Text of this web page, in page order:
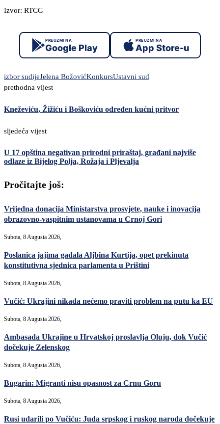
Izvor: RTCG
PREUZMI NA
Google Play
PREUZMI NA
App Store-u
izbor sudijeJelena BožovićKonkursUstavni sud
prethodna vijest
Kneževiću, Žižiću i Boškoviću određen kućni pritvor
sljedeća vijest
U 17 opština negativan prirodni priraštaj, građani najviše
odlaze iz Bijelog Polja, Rožaja i Pljevalja
Pročitajte još:
Vrijedna donacija Ministarstva prosvjete, nauke i inovacija
obrazovno-vaspitnim ustanovama u Crnoj Gori
Subota, 8 Augusta 2026,
Poslanica jajima gađala Aljbina Kurtija, opet prekinuta
konstitutivna sjednica parlamenta u Prištini
Subota, 8 Augusta 2026,
Vučić: Ukrajini nikada nećemo praviti problem na putu ka EU
Subota, 8 Augusta 2026,
Ambasada Ukrajine u Hrvatskoj proslavlja Oluju, dok Vučić
dočekuje Zelenskog
Subota, 8 Augusta 2026,
Bugarin: Migranti nisu opasnost za Crnu Goru
Subota, 8 Augusta 2026,
Rusi udarili po Vučiću: Juda srpskog i ruskog naroda dočekuje